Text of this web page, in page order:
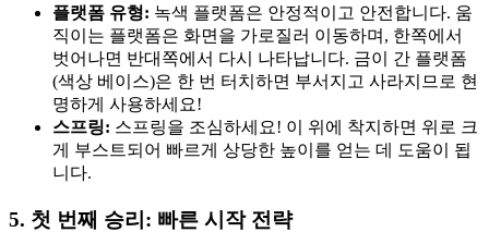
플랫폼 유형: 녹색 플랫폼은 안정적이고 안전합니다. 움
직이는 플랫폼은 화면을 가로질러 이동하며, 한쪽에서
벗어나면 반대쪽에서 다시 나타납니다. 금이 간 플랫폼
(색상 베이스)은 한 번 터치하면 부서지고 사라지므로 현
명하게 사용하세요!
스프링: 스프링을 조심하세요! 이 위에 착지하면 위로 크
게 부스트되어 빠르게 상당한 높이를 얻는 데 도움이 됩
니다.
5. 첫 번째 승리: 빠른 시작 전략